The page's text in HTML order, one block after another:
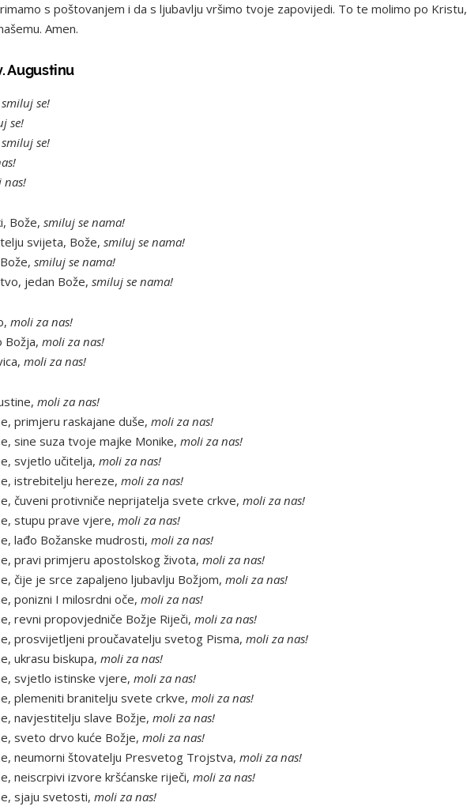
s poštovanjem i da s ljubavlju vršimo tvoje zapovijedi. To te molimo po Kristu,
Amen.
Augustinu
smiluj se!
se!
smiluj se!
nas!
Bože, smiluj se nama!
svijeta, Bože, smiluj se nama!
smiluj se nama!
jedan Bože, smiluj se nama!
moli za nas!
Božja, moli za nas!
moli za nas!
moli za nas!
primjeru raskajane duše, moli za nas!
sine suza tvoje majke Monike, moli za nas!
svjetlo učitelja, moli za nas!
istrebitelju hereze, moli za nas!
čuveni protivniče neprijatelja svete crkve, moli za nas!
stupu prave vjere, moli za nas!
lađo Božanske mudrosti, moli za nas!
pravi primjeru apostolskog života, moli za nas!
čije je srce zapaljeno ljubavlju Božjom, moli za nas!
ponizni I milosrdni oče, moli za nas!
revni propovjedniče Božje Riječi, moli za nas!
prosvijetljeni proučavatelju svetog Pisma, moli za nas!
ukrasu biskupa, moli za nas!
svjetlo istinske vjere, moli za nas!
plemeniti branitelju svete crkve, moli za nas!
navjestitelju slave Božje, moli za nas!
sveto drvo kuće Božje, moli za nas!
neumorni štovatelju Presvetog Trojstva, moli za nas!
neiscrpivi izvore kršćanske riječi, moli za nas!
sjaju svetosti, moli za nas!